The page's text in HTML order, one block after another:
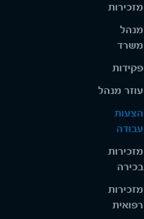
מזכירות
מנהל
משרד
פקידות
עוזר מנהל
הצעות
עבודה
מזכירות
בכירה
מזכירות
רפואית